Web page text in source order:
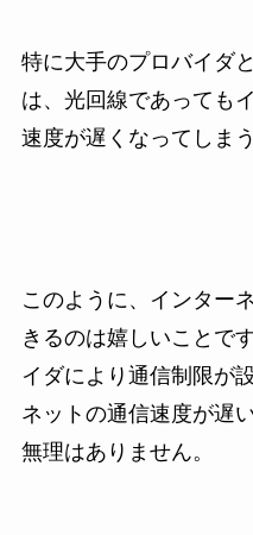
特に大手のプロバイダ
は、光回線であっても
速度が遅くなってしま
このように、インター
きるのは嬉しいことで
イダにより通信制限が
ネットの通信速度が遅
無理はありません。